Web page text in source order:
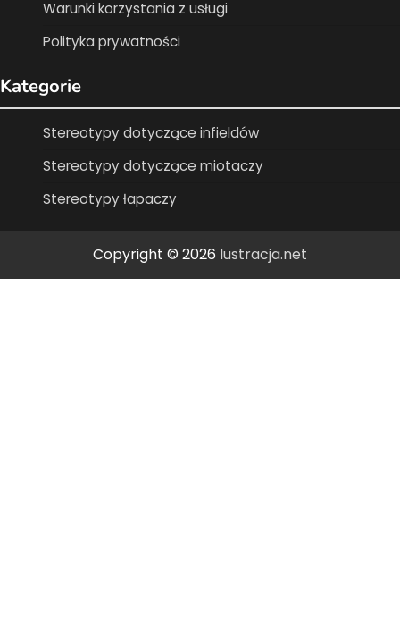
Warunki korzystania z usługi
Polityka prywatności
Kategorie
Stereotypy dotyczące infieldów
Stereotypy dotyczące miotaczy
Stereotypy łapaczy
Copyright © 2026 lustracja.net